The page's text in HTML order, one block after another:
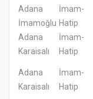
Adana
İmamoğlu
İmam-
Hatip
Adana
Karaisalı
İmam-
Hatip
Adana
Karaisalı
İmam-
Hatip